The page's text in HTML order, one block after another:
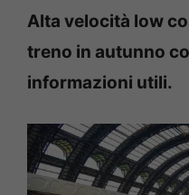
Alta velocità low
treno in autunno
informazioni utili.